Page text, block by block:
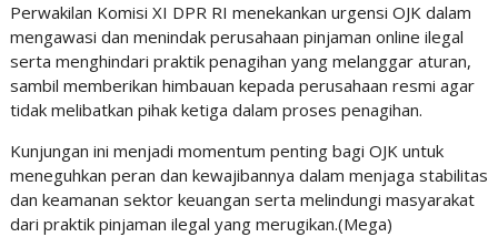
Perwakilan Komisi XI DPR RI menekankan urgensi OJK dalam
mengawasi dan menindak perusahaan pinjaman online ilegal
serta menghindari praktik penagihan yang melanggar aturan,
sambil memberikan himbauan kepada perusahaan resmi agar
tidak melibatkan pihak ketiga dalam proses penagihan.
Kunjungan ini menjadi momentum penting bagi OJK untuk
meneguhkan peran dan kewajibannya dalam menjaga stabilitas
dan keamanan sektor keuangan serta melindungi masyarakat
dari praktik pinjaman ilegal yang merugikan.(Mega)